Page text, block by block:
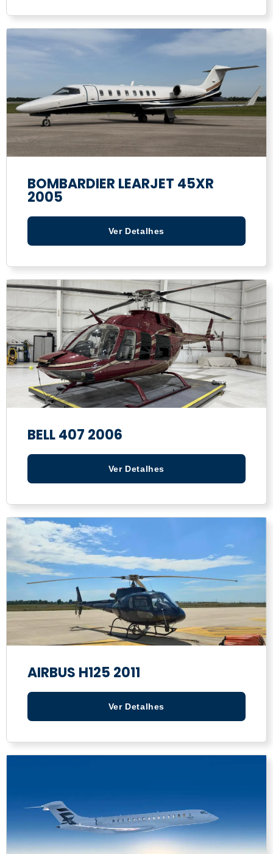
BOMBARDIER LEARJET 45XR
2005
Ver Detalhes
BELL 407 2006
Ver Detalhes
AIRBUS H125 2011
Ver Detalhes